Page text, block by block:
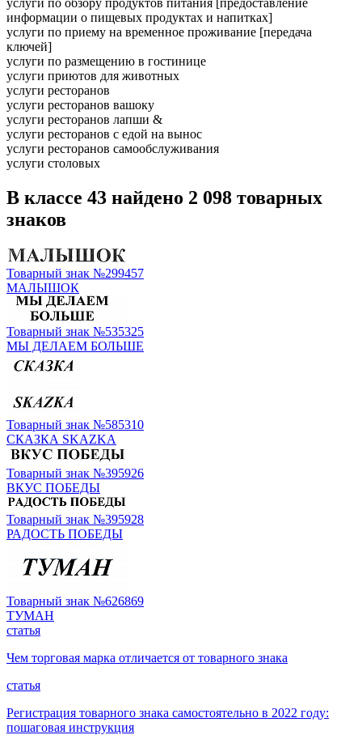
информации о пищевых продуктах и напитках]
услуги по приему на временное проживание [передача
ключей]
услуги по размещению в гостинице
услуги приютов для животных
услуги ресторанов
услуги ресторанов вашоку
услуги ресторанов лапши &
услуги ресторанов с едой на вынос
услуги ресторанов самообслуживания
услуги столовых
В классе 43 найдено 2 098 товарных
знаков
Товарный знак №299457
МАЛЫШОК
Товарный знак №535325
МЫ ДЕЛАЕМ БОЛЬШЕ
Товарный знак №585310
СКАЗКА SKAZKA
Товарный знак №395926
ВКУС ПОБЕДЫ
Товарный знак №395928
РАДОСТЬ ПОБЕДЫ
Товарный знак №626869
ТУМАН
статья
Чем торговая марка отличается от товарного знака
статья
Регистрация товарного знака самостоятельно в 2022 году:
пошаговая инструкция